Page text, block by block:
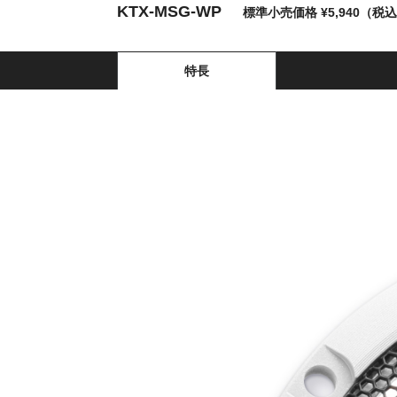
KTX-MSG-WP 標準小売価格 ¥5,940（税
特長